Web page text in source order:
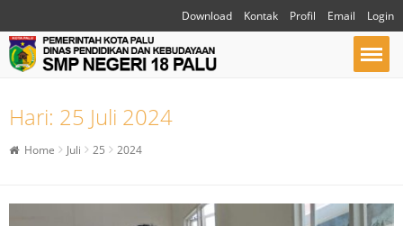
Download Kontak Profil Email Login
Hari: 25 Juli 2024
Home Juli 25 2024